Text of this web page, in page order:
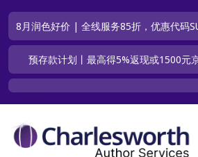
8月润色好价 | 全线服务85折，优惠代码
预存款计划丨最高得5%返现或1500元